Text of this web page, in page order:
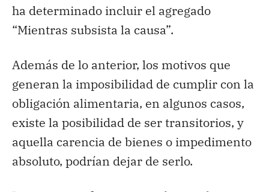
ha determinado incluir el agregado
“Mientras subsista la causa”.
Además de lo anterior, los motivos que
generan la imposibilidad de cumplir con la
obligación alimentaria, en algunos casos,
existe la posibilidad de ser transitorios, y
aquella carencia de bienes o impedimento
absoluto, podrían dejar de serlo.